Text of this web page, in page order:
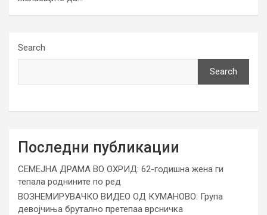
Search
Search
Последни публикации
СЕМЕЈНА ДРАМА ВО ОХРИД: 62-годишна жена ги
тепала роднините по ред
ВОЗНЕМИРУВАЧКО ВИДЕО ОД КУМАНОВО: Група
девојчиња брутално претепаа врсничка